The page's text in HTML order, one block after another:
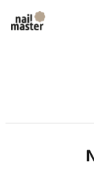
obsah